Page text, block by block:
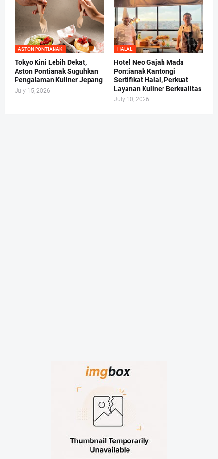
ASTON PONTIANAK
Tokyo Kini Lebih Dekat,
Aston Pontianak Suguhkan
Pengalaman Kuliner Jepang
July 15, 2026
HALAL
Hotel Neo Gajah Mada
Pontianak Kantongi
Sertifikat Halal, Perkuat
Layanan Kuliner Berkualitas
July 10, 2026